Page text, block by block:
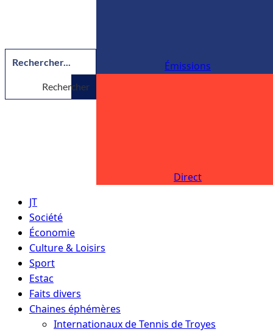
Rechercher
Émissions
Direct
JT
Société
Économie
Culture & Loisirs
Sport
Estac
Faits divers
Chaines éphémères
Internationaux de Tennis de Troyes